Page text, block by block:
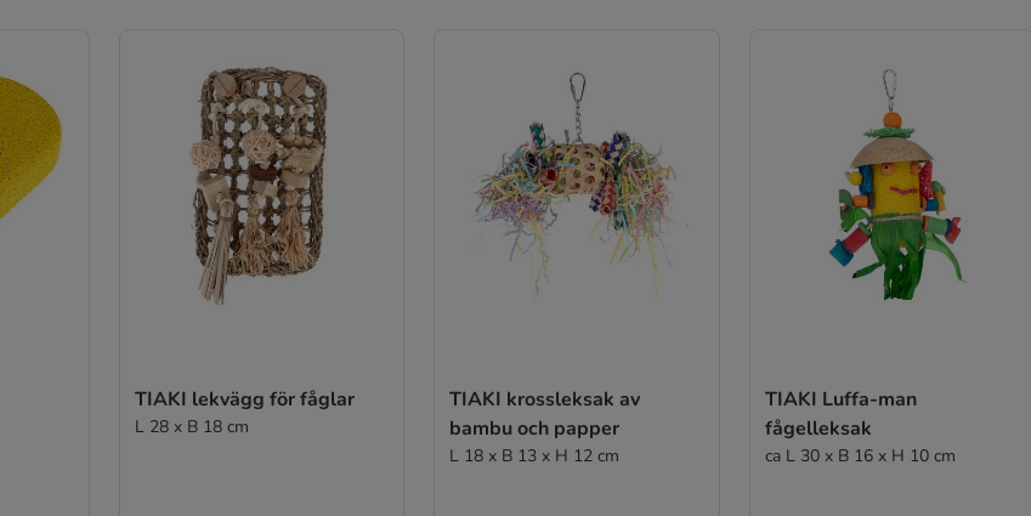
TIAKI lekvägg för fåglar
L 28 x B 18 cm
TIAKI krossleksak av
bambu och papper
L 18 x B 13 x H 12 cm
TIAKI Luffa-man
fågelleksak
ca L 30 x B 16 x H 10 cm